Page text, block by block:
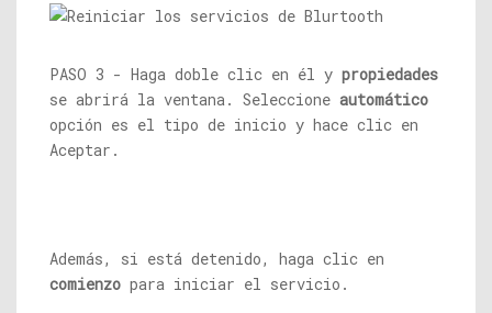
PASO 3 - Haga doble clic en él y propiedades
se abrirá la ventana. Seleccione automático
opción es el tipo de inicio y hace clic en
Aceptar.
Además, si está detenido, haga clic en
comienzo para iniciar el servicio.